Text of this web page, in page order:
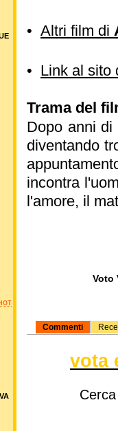
• Altri film di
• Link al sito
Trama del
Dopo anni di
diventando
incontra
l'amore, il
Voto
Commenti
vota
HOT